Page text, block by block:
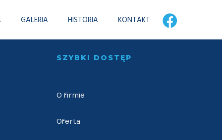
GALERIA HISTORIA KONTAKT
functionalized collaboration
SZYBKI DOSTĘP
O firmie
Oferta